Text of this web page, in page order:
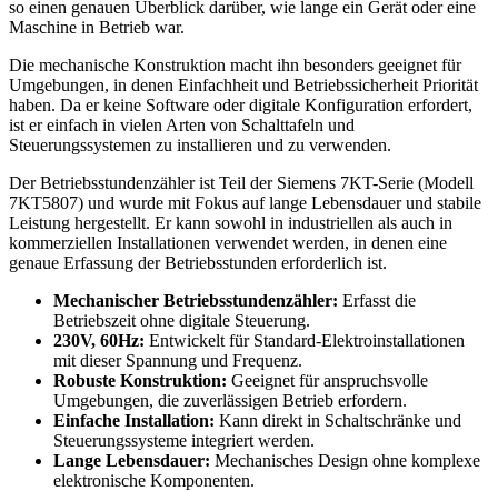
so einen genauen Überblick darüber, wie lange ein Gerät oder eine
Maschine in Betrieb war.
Die mechanische Konstruktion macht ihn besonders geeignet für
Umgebungen, in denen Einfachheit und Betriebssicherheit Priorität
haben. Da er keine Software oder digitale Konfiguration erfordert,
ist er einfach in vielen Arten von Schalttafeln und
Steuerungssystemen zu installieren und zu verwenden.
Der Betriebsstundenzähler ist Teil der Siemens 7KT-Serie (Modell
7KT5807) und wurde mit Fokus auf lange Lebensdauer und stabile
Leistung hergestellt. Er kann sowohl in industriellen als auch in
kommerziellen Installationen verwendet werden, in denen eine
genaue Erfassung der Betriebsstunden erforderlich ist.
Mechanischer Betriebsstundenzähler: Erfasst die
Betriebszeit ohne digitale Steuerung.
230V, 60Hz: Entwickelt für Standard-Elektroinstallationen
mit dieser Spannung und Frequenz.
Robuste Konstruktion: Geeignet für anspruchsvolle
Umgebungen, die zuverlässigen Betrieb erfordern.
Einfache Installation: Kann direkt in Schaltschränke und
Steuerungssysteme integriert werden.
Lange Lebensdauer: Mechanisches Design ohne komplexe
elektronische Komponenten.